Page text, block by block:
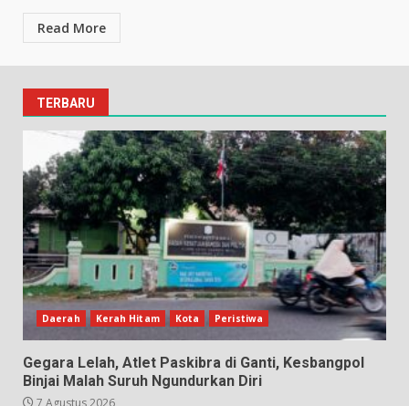
Read More
TERBARU
Daerah Kerah Hitam Kota Peristiwa
Gegara Lelah, Atlet Paskibra di Ganti, Kesbangpol
Binjai Malah Suruh Ngundurkan Diri